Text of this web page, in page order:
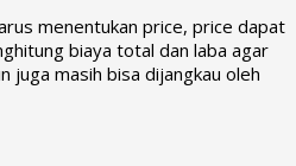
menentukan price, price dapat
biaya total dan laba agar
juga masih bisa dijangkau oleh